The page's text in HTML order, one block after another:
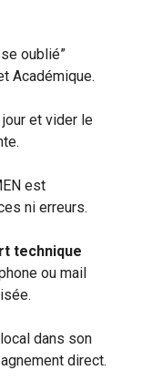
oublié”
Académique.
et vider le
est
ni erreurs.
technique
ou mail
dans son
direct.